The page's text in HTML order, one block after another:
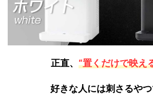
正直、 “置くだけで映え
好きな人には刺さるやつ